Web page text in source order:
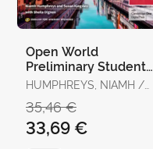
Open World
Preliminary Student's
Book With Answers
With Digital Pack
HUMPHREYS, NIAMH /
DIGNEN, SHEILA
35,46 €
33,69 €